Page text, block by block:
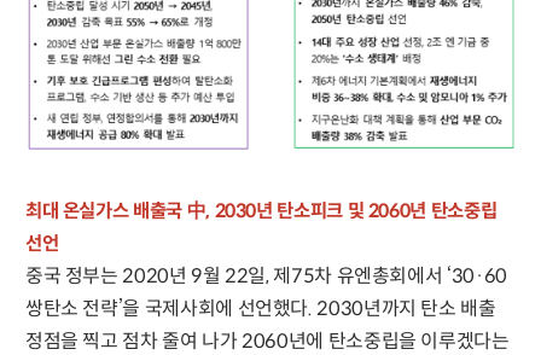
최대 온실가스 배출국 中, 2030년 탄소피크 및 2060년 탄소중립
선언
중국 정부는 2020년 9월 22일, 제75차 유엔총회에서 ‘30·60
쌍탄소 전략’을 국제사회에 선언했다. 2030년까지 탄소 배출
정점을 찍고 점차 줄여 나가 2060년에 탄소중립을 이루겠다는